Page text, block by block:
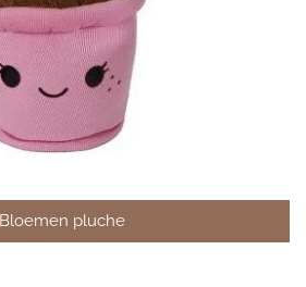
Bloemen pluche